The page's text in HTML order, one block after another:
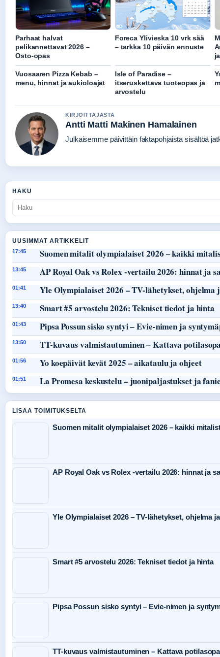
Parhaat halvat
pelikannettavat 2026 –
Osto-opas
Foreca Ylivieska 10 vrk sää
– tarkka 10 päivän ennuste
Vuosaaren Pizza Kebab –
menu, hinnat ja aukioloajat
Isle of Paradise –
itseruskettava tuoteopas ja
arvostelu
KIRJOITTAJASTA
Antti Matti Makinen Hamalainen
Julkaisemme päivittäin faktapohjaista sisältöä
HAKU
UUSIMMAT ARTIKKELIT
17:45 Suomen mitalit olympialaiset 2026 – kaikki
13:45 AP Royal Oak vs Rolex -vertailu 2026: hinnat ja
01:41 Yle Olympialaiset 2026 – TV-lähetykset, ohjelma
13:40 Smart #5 arvostelu 2026: Tekniset tiedot ja hinta
01:43 Pipsa Possun sisko syntyi – Evie-nimen ja
13:50 TT-kuvaus valmistautuminen – Kattava
01:56 Yo koepäivät kevät 2025 – aikataulu ja ohjeet
01:51 La Promesa keskustelu – juonipaljastukset ja
LISAA TOIMITUKSELTA
Suomen mitalit olympialaiset 2026 – kaikki
AP Royal Oak vs Rolex -vertailu 2026: hinnat ja
Yle Olympialaiset 2026 – TV-lähetykset, ohjelma
Smart #5 arvostelu 2026: Tekniset tiedot ja hinta
Pipsa Possun sisko syntyi – Evie-nimen ja
TT-kuvaus valmistautuminen – Kattava